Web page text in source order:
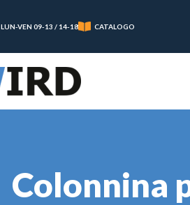
LUN-VEN 09-13 / 14-18 CATALOGO
Colonnina